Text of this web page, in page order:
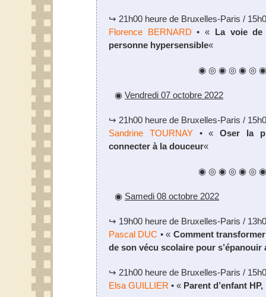
↪ 21h00 heure de Bruxelles-Paris /
Florence BERNARD • « La voie
personne hypersensible«
◉ ◎ ◉ ◎ ◉ ◎
◉ Vendredi 07 octobre 2022
↪ 21h00 heure de Bruxelles-Paris /
Sandrine TOURNAY• «Oser la
connecter à la douceur«
◉ ◎ ◉ ◎ ◉ ◎
◉ Samedi 08 octobre 2022
↪ 19h00 heure de Bruxelles-Paris /
Pascal DUC • « Comment
de son vécu scolaire pour s’épanouir
↪ 21h00 heure de Bruxelles-Paris /
Elsa GUILLIER • « Parent d’enfant